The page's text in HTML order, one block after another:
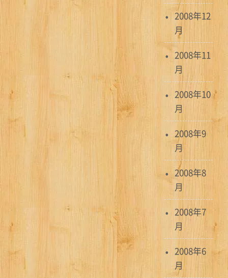
2008年12
月
2008年11
月
2008年10
月
2008年9
月
2008年8
月
2008年7
月
2008年6
月